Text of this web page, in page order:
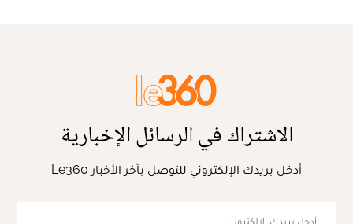
الاشتراك في الرسائل الإخبارية
أدخل بريدك الإلكتروني للتوصل بآخر الأخبار Le360